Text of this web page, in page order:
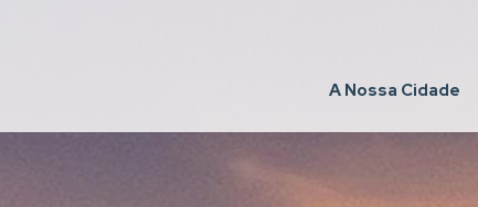
A Nossa Cidade